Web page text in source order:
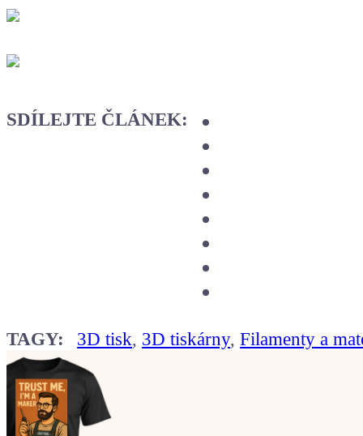
SDÍLEJTE ČLÁNEK:
TAGY: 3D tisk, 3D tiskárny,Filamenty a